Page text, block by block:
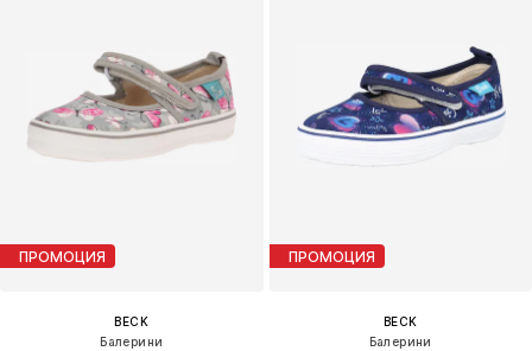
ПРОМОЦИЯ
BECK
Балерини
ПРОМОЦИЯ
BECK
Балерини